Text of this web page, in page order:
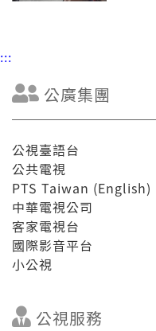
:::
公廣集團
公視臺語台
公共電視
PTS Taiwan (English)
中華電視公司
客家電視台
國際影音平台
小公視
公視服務